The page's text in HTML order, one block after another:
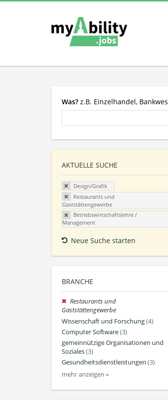
Was? z.B. Einzelhandel,
AKTUELLE SUCHE
Design/Grafik
Restaurants und
Gaststättengewerbe
Betriebswirtschaftslehre /
Management
Neue Suche starten
BRANCHE
Restaurants und
Gaststättengewerbe
Wissenschaft und Forschung(4)
Computer Software(3)
gemeinnützige Organisationen und
Soziales(3)
Gesundheitsdienstleistungen (3)
mehr anzeigen »